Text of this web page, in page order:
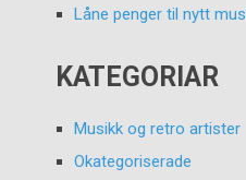
Låne penger til nytt
KATEGORIAR
Musikk og retro artister
Okategoriserade